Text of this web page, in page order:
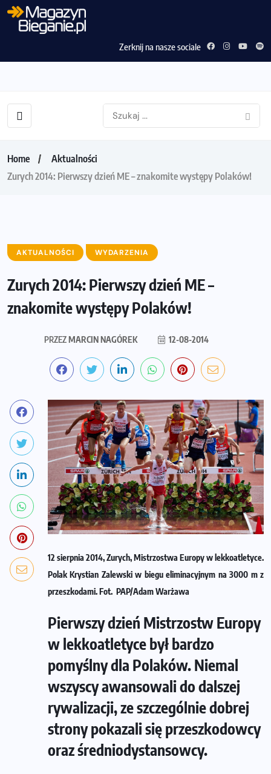
Zerknij na nasze sociale
Home
Aktualności
Zurych 2014: Pierwszy dzień ME – znakomite występy Polaków!
AKTUALNOŚCI WYDARZENIA
Zurych 2014: Pierwszy dzień ME –
znakomite występy Polaków!
PRZEZMARCIN NAGÓREK 12-08-2014
12 sierpnia 2014, Zurych, Mistrzostwa Europy w lekkoatletyce.
Polak Krystian Zalewski w biegu eliminacyjnym na 3000 m z
przeszkodami. Fot. PAP/Adam Warżawa
Pierwszy dzień Mistrzostw Europy
w lekkoatletyce był bardzo
pomyślny dla Polaków. Niemal
wszyscy awansowali do dalszej
rywalizacji, ze szczególnie dobrej
strony pokazali się przeszkodowcy
oraz średniodystansowcy.